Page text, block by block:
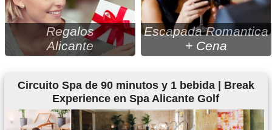
Regalos
Alicante
Escapada Romantica
+ Cena
Circuito Spa de 90 minutos y 1 bebida | Break
Experience en Spa Alicante Golf